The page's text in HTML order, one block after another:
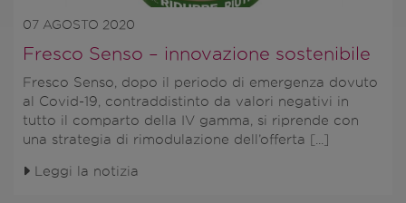
07 AGOSTO 2020
Fresco Senso – innovazione sostenibile
Fresco Senso, dopo il periodo di emergenza dovuto
al Covid-19, contraddistinto da valori negativi in
tutto il comparto della IV gamma, si riprende con
una strategia di rimodulazione dell’offerta [...]
Leggi la notizia